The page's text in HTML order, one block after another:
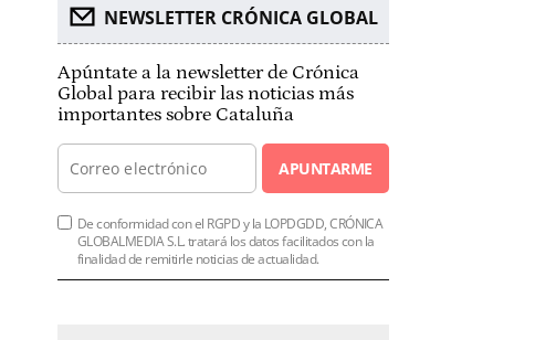
NEWSLETTER CRÓNICA GLOBAL
Apúntate a la newsletter de Crónica
Global para recibir las noticias más
importantes sobre Cataluña
APUNTARME
De conformidad con el RGPD y la LOPDGDD, CRÓNICA
GLOBALMEDIA S.L. tratará los datos facilitados con la
finalidad de remitirle noticias de actualidad.